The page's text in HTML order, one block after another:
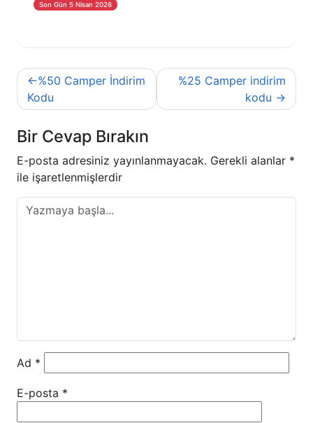
Son Gün 5 Nisan 2026
Yazı
gezinmesi
%50 Camper İndirim
Kodu
%25 Camper indirim
kodu
Bir Cevap Bırakın
E-posta adresiniz yayınlanmayacak. Gerekli alanlar *
ile işaretlenmişlerdir
Ad *
E-posta *